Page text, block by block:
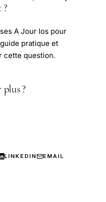
A Jour Ios pour
pratique et
cette question.
?
LINKEDIN EMAIL